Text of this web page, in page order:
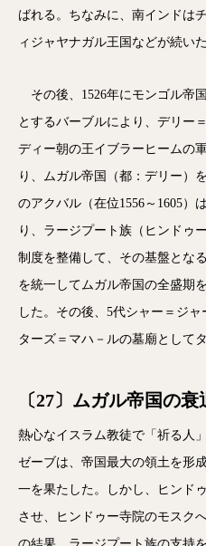
ばれる。ちなみに、南インドは
ィジャヤナガル王国などが続いた
その後、1526年にモンゴル帝
とするバーブルにより、デリー
ディー朝の王イブラーヒームの
り、ムガル帝国（都：デリー）
のアクバル（在位1556～1605）
り、ラージプート族（ヒンドゥ
制度を整備して、その基盤とな
を統一してムガル帝国の全盛期
した。その後、5代シャー＝ジ
ターズ＝マハ－ルの墓廟として
〔27〕ムガル帝国の
熱心なイスラム教徒で「祈る人
ゼーブは、帝国最大の領土を形
一を果たした。しかし、ヒンド
させ、ヒンドゥー寺院のモスク